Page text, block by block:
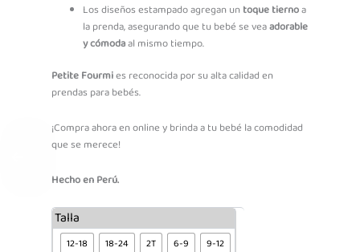
Los diseños estampado agregan untoque tiernoa
la prenda, asegurando que tu bebé se veaadorable
y cómodaal mismo tiempo.
Petite Fourmies reconocida por su alta calidad en
prendas para bebés.
¡Compra ahora en online y brinda a tu bebé la comodidad
que se merece!
Hecho en Perú.
Talla
12-18 18-24 2T 6-9 9-12
PF
Pantalón